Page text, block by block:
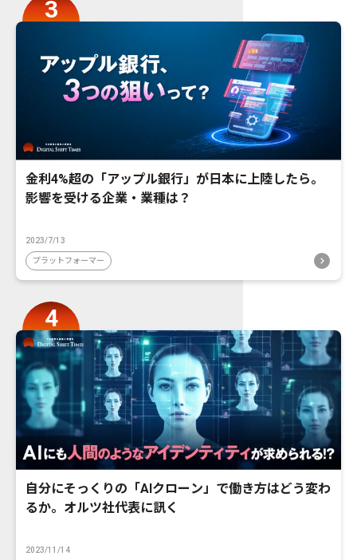
金利4%超の「アップル銀行」が日本に上陸したら。
影響を受ける企業・業種は？
2023/7/13
プラットフォーマー
自分にそっくりの「AIクローン」で働き方はどう変わ
るか。オルツ社代表に訊く
2023/11/14